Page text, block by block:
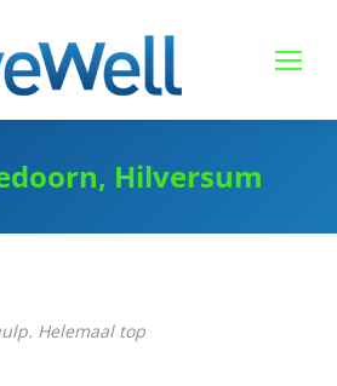
Hilversum
Helemaal top